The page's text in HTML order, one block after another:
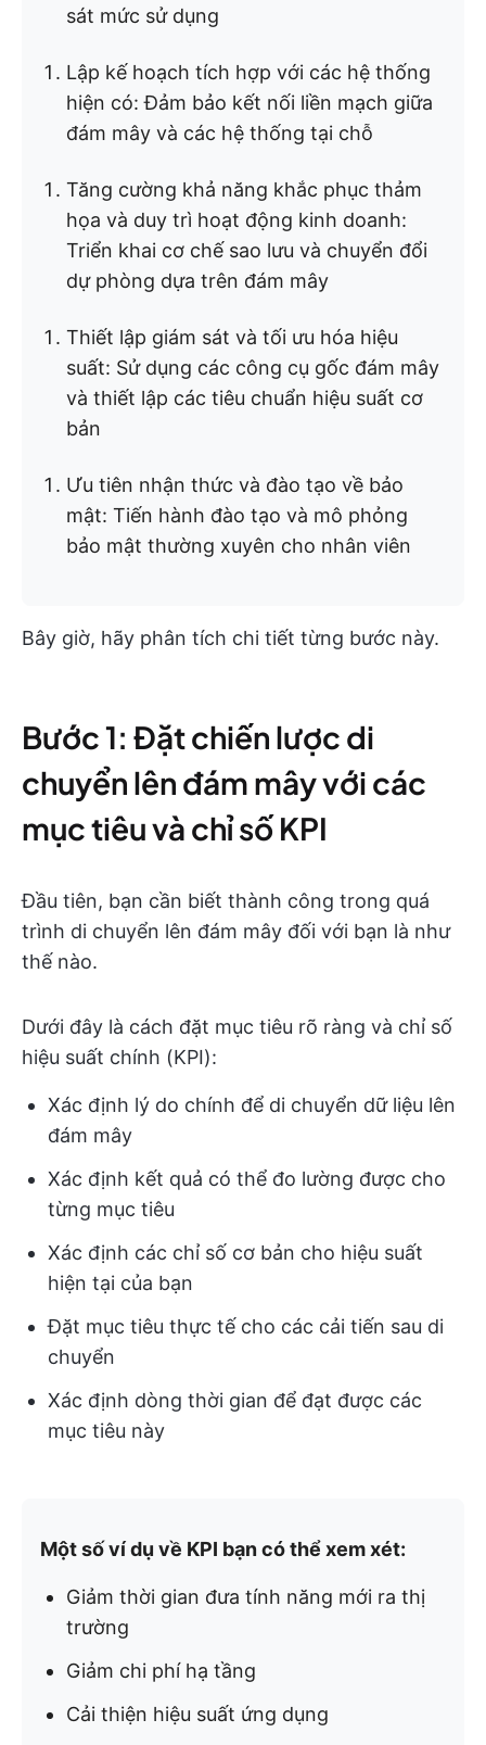
sát mức sử dụng
Lập kế hoạch tích hợp với các hệ thống
hiện có: Đảm bảo kết nối liền mạch giữa
đám mây và các hệ thống tại chỗ
Tăng cường khả năng khắc phục thảm
họa và duy trì hoạt động kinh doanh:
Triển khai cơ chế sao lưu và chuyển đổi
dự phòng dựa trên đám mây
Thiết lập giám sát và tối ưu hóa hiệu
suất: Sử dụng các công cụ gốc đám mây
và thiết lập các tiêu chuẩn hiệu suất cơ
bản
Ưu tiên nhận thức và đào tạo về bảo
mật: Tiến hành đào tạo và mô phỏng
bảo mật thường xuyên cho nhân viên
Bây giờ, hãy phân tích chi tiết từng bước này.
Bước 1: Đặt chiến lược di
chuyển lên đám mây với các
mục tiêu và chỉ số KPI
Đầu tiên, bạn cần biết thành công trong quá
trình di chuyển lên đám mây đối với bạn là như
thế nào.
Dưới đây là cách đặt mục tiêu rõ ràng và chỉ số
hiệu suất chính (KPI):
Xác định lý do chính để di chuyển dữ liệu lên
đám mây
Xác định kết quả có thể đo lường được cho
từng mục tiêu
Xác định các chỉ số cơ bản cho hiệu suất
hiện tại của bạn
Đặt mục tiêu thực tế cho các cải tiến sau di
chuyển
Xác định dòng thời gian để đạt được các
mục tiêu này
Một số ví dụ về KPI bạn có thể xem xét:
Giảm thời gian đưa tính năng mới ra thị
trường
Giảm chi phí hạ tầng
Cải thiện hiệu suất ứng dụng